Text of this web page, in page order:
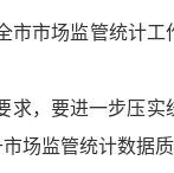
市市场监管统计工
求，要进一步压实
场监管统计数据质